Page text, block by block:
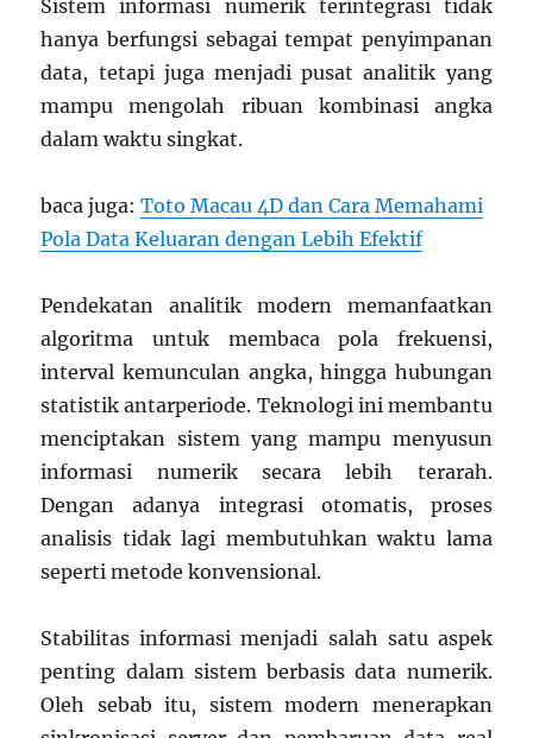
Sistem informasi numerik terintegrasi tidak
hanya berfungsi sebagai tempat penyimpanan
data, tetapi juga menjadi pusat analitik yang
mampu mengolah ribuan kombinasi angka
dalam waktu singkat.
baca juga:Toto Macau 4D dan Cara Memahami
Pola Data Keluaran dengan Lebih Efektif
Pendekatan analitik modern memanfaatkan
algoritma untuk membaca pola frekuensi,
interval kemunculan angka, hingga hubungan
statistik antarperiode. Teknologi ini membantu
menciptakan sistem yang mampu menyusun
informasi numerik secara lebih terarah.
Dengan adanya integrasi otomatis, proses
analisis tidak lagi membutuhkan waktu lama
seperti metode konvensional.
Stabilitas informasi menjadi salah satu aspek
penting dalam sistem berbasis data numerik.
Oleh sebab itu, sistem modern menerapkan